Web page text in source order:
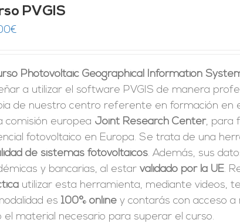
PVGIS
€
Photovoltaic Geographical Information
a utilizar el software PVGIS de manera
de nuestro centro referente en formación en
comisión europea Joint Research Center, para
fotovoltaico en Europa. Se trata de una
de sistemas fotovoltaicos. Además, sus
y bancarias, al estarvalidado por la UE.
utilizar esta herramienta, mediante videos,
es100% online y contarás con acceso a
el material necesario para superar el curso.